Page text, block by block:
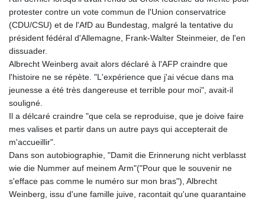
protester contre un vote commun de l'Union conservatrice
(CDU/CSU) et de l'AfD au Bundestag, malgré la tentative du
président fédéral d'Allemagne, Frank-Walter Steinmeier, de l'en
dissuader.
Albrecht Weinberg avait alors déclaré à l'AFP craindre que
l'histoire ne se répète. "L'expérience que j'ai vécue dans ma
jeunesse a été très dangereuse et terrible pour moi", avait-il
souligné.
Il a délcaré craindre "que cela se reproduise, que je doive faire
mes valises et partir dans un autre pays qui accepterait de
m'accueillir".
Dans son autobiographie, "Damit die Erinnerung nicht verblasst
wie die Nummer auf meinem Arm"("Pour que le souvenir ne
s'efface pas comme le numéro sur mon bras"), Albrecht
Weinberg, issu d'une famille juive, racontait qu'une quarantaine